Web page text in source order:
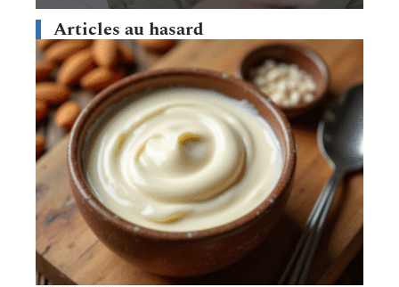
Articles au hasard